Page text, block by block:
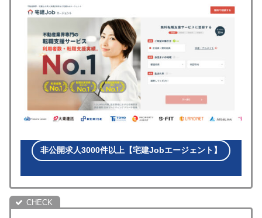
非公開求人3000件以上【宅建Jobエージェント】